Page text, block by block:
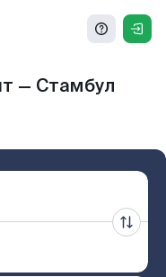
— Стамбул